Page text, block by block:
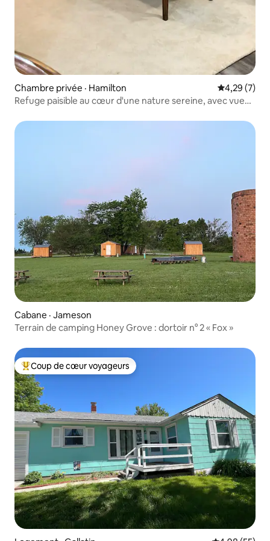
Chambre privée · Hamilton Note
4,29 (7)
Refuge paisible au cœur d'une nature sereine, avec vue
Cabane · Jameson
Terrain de camping Honey Grove : dortoir n° 2 « Fox »
Coup de cœur voyageurs parmi les plus aimés
Coup de cœur voyageurs